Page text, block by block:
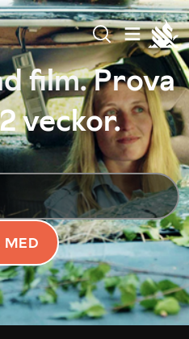
film. Prova
veckor.